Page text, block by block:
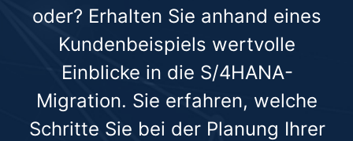
oder? Erhalten Sie anhand eines
Kundenbeispiels wertvolle
Einblicke in die S/4HANA-
Migration. Sie erfahren, welche
Schritte Sie bei der Planung Ihrer